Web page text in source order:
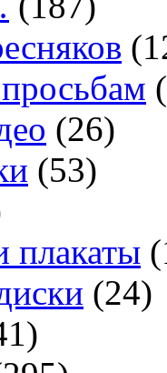
(26)
(53)
(24)